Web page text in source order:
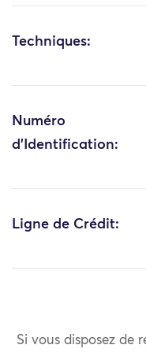
Techniques:
Numéro
d'Identification:
Ligne de Crédit:
Si vous disposez de